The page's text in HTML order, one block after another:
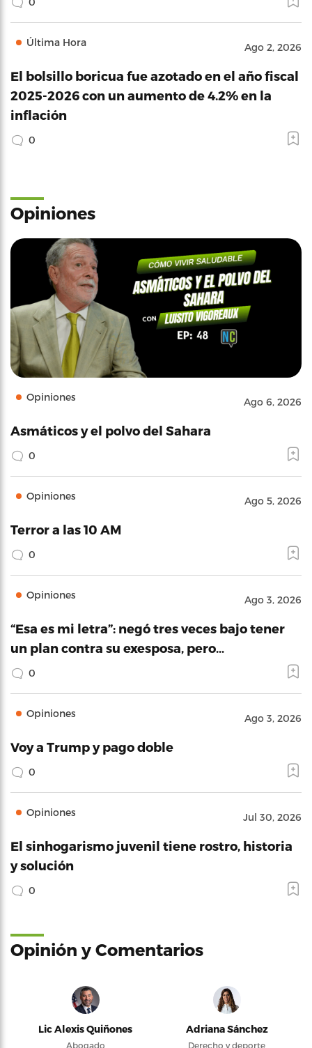
Última Hora Ago 2, 2026
El bolsillo boricua fue azotado en el año fiscal
2025-2026 con un aumento de 4.2% en la
inflación
0
Opiniones
Opiniones Ago 6, 2026
Asmáticos y el polvo del Sahara
0
Opiniones Ago 5, 2026
Terror a las 10 AM
0
Opiniones Ago 3, 2026
“Esa es mi letra”: negó tres veces bajo tener
un plan contra su exesposa, pero…
0
Opiniones Ago 3, 2026
Voy a Trump y pago doble
0
Opiniones Jul 30, 2026
El sinhogarismo juvenil tiene rostro, historia
y solución
0
Opinión y Comentarios
Lic Alexis Quiñones
Abogado
Adriana Sánchez
Derecho y deporte